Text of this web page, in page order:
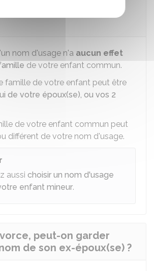
parents ont un nom
nom d'usage n'a aucun effet
de votre enfant commun.
famille de votre enfant peut être
de votre époux(se), ou vos 2
de votre enfant commun peut
différent de votre nom d'usage.
aussi choisir un nom d'usage
enfant mineur.
peut-on garder
de son ex-époux(se) ?